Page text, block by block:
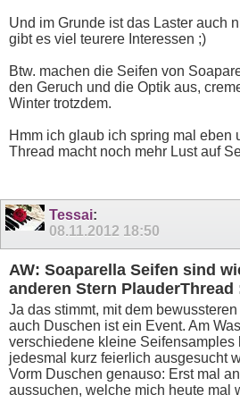
Und im Grunde ist das Laster auch
gibt es viel teurere Interessen ;)
Btw. machen die Seifen von
den Geruch und die Optik aus,
Winter trotzdem.
Hmm ich glaub ich spring mal eben
Thread macht noch mehr Lust auf
Tessai:
08.11.2012 18:50
AW: Soaparella Seifen sind
anderen Stern PlauderThread
Ja das stimmt, mit dem
auch Duschen ist ein Event. Am
verschiedene kleine Seifensamples
jedesmal kurz feierlich ausgesucht
Vorm Duschen genauso: Erst mal
aussuchen, welche mich heute mal